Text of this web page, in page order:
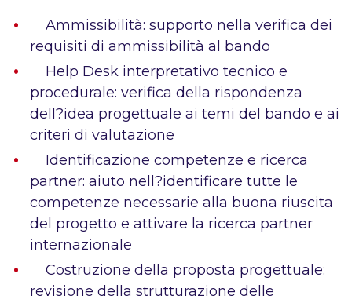
Ammissibilità: supporto nella verifica dei
requisiti di ammissibilità al bando
Help Desk interpretativo tecnico e
procedurale: verifica della rispondenza
dell?idea progettuale ai temi del bando e ai
criteri di valutazione
Identificazione competenze e ricerca
partner: aiuto nell?identificare tutte le
competenze necessarie alla buona riuscita
del progetto e attivare la ricerca partner
internazionale
Costruzione della proposta progettuale:
revisione della strutturazione delle